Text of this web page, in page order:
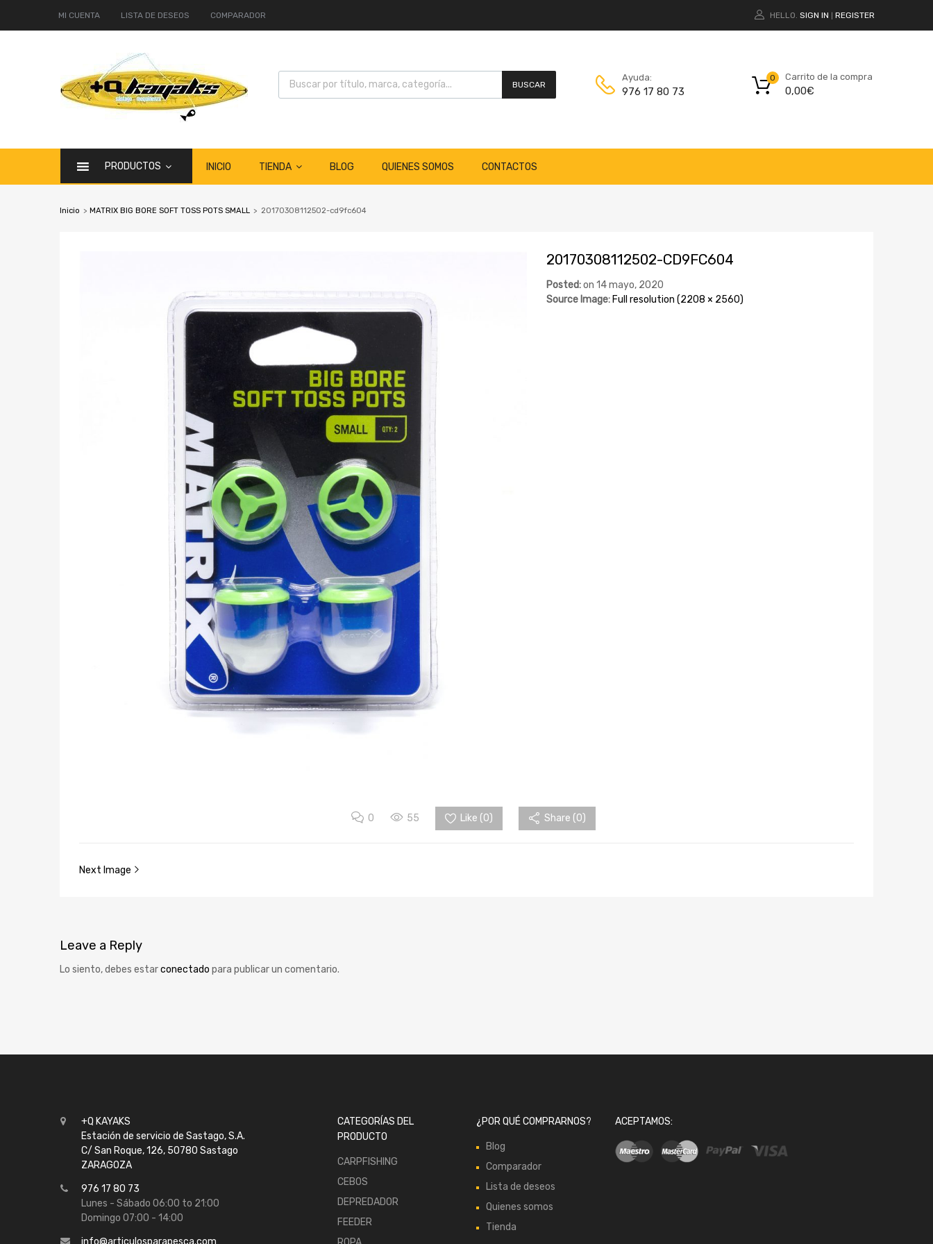
MI CUENTA LISTA DE DESEOS COMPARADOR HELLO. SIGN IN REGISTER
BUSCAR
Ayuda:
976 17 80 73
Carrito de la compra
0,00€
0
PRODUCTOS INICIO TIENDA BLOG QUIENES SOMOS CONTACTOS
Inicio > MATRIX BIG BORE SOFT TOSS POTS SMALL > 20170308112502-cd9fc604
20170308112502-CD9FC604
Posted:on 14 mayo, 2020
Source Image: Full resolution (2208 × 2560)
0 55 Like (0) Share (0)
Next Image
Leave a Reply
Lo siento, debes estarconectado para publicar un comentario.
+Q KAYAKS
Estación de servicio de Sastago, S.A.
C/ San Roque, 126, 50780 Sastago
ZARAGOZA
976 17 80 73
Lunes - Sábado 06:00 to 21:00
Domingo 07:00 - 14:00
info@articulosparapesca.com
CATEGORÍAS DEL
PRODUCTO
CARPFISHING
CEBOS
DEPREDADOR
FEEDER
¿POR QUÉ COMPRARNOS?
Blog
Comparador
Lista de deseos
Quienes somos
Tienda
ACEPTAMOS: